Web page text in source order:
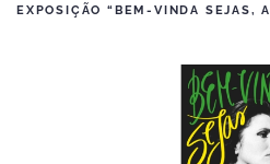
EXPOSIÇÃO “BEM-VINDA SEJAS,